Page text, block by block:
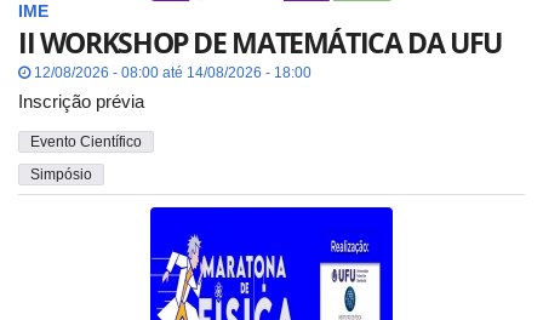
IME
II WORKSHOP DE MATEMÁTICA DA UFU
12/08/2026 - 08:00 até 14/08/2026 - 18:00
Inscrição prévia
Evento Científico
Simpósio